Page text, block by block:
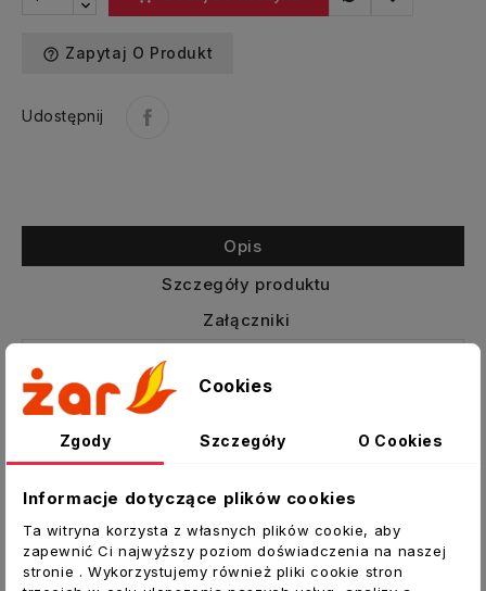
help_outline Zapytaj O Produkt
Udostępnij
Opis
Szczegóły produktu
Załączniki
Złączka nyplowa do rur wentylacyjnych
SPIRAL
NS - złączka nyplowa NS służy do
wewnętrznego łączenia ze sobą kanałów
okrągłych – SPIRAL lub gładkich. Wsuwamy ją
przewodów aż do dotknięcia ogranicznika na
środku złączki. Potem nypel z kanałem
Cookies
Zgody Szczegóły O Cookies
Informacje dotyczące plików cookies
Ta witryna korzysta z własnych plików cookie, aby
zapewnić Ci najwyższy poziom doświadczenia na naszej
stronie . Wykorzystujemy również pliki cookie stron